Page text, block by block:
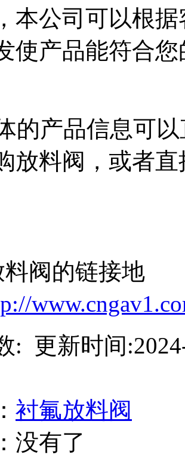
本公司可以根
使产品能符合
产品信息可以
放料阀，或者
的链接地
: 更新时间
衬氟放料阀
没有了